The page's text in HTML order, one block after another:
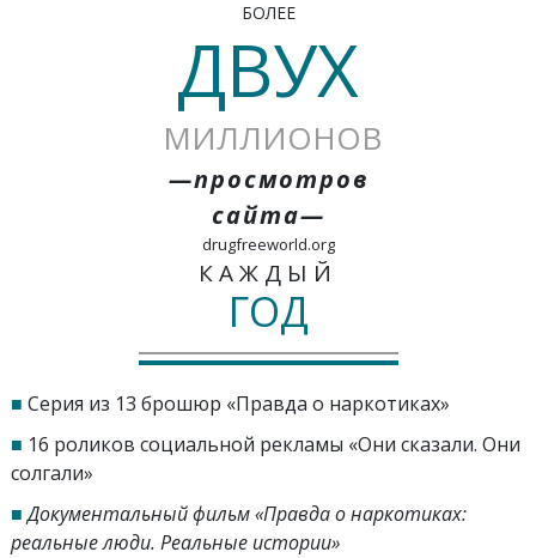
БОЛЕЕ
ДВУХ
МИЛЛИОНОВ
—просмотров
сайта—
drugfreeworld.org
КАЖДЫЙ
ГОД
■ Серия из 13 брошюр «Правда о наркотиках»
■ 16 роликов социальной рекламы «Они сказали. Они
солгали»
■Документальный фильм «Правда о наркотиках:
реальные люди. Реальные истории»